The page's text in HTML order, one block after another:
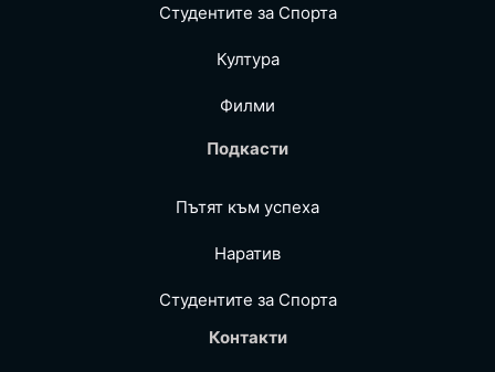
Студентите за Спортa
Култура
Филми
Подкасти
Пътят към успеха
Наратив
Студентите за Спортa
Контакти